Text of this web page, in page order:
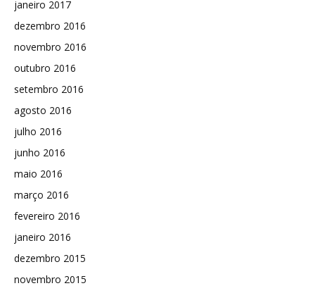
janeiro 2017
dezembro 2016
novembro 2016
outubro 2016
setembro 2016
agosto 2016
julho 2016
junho 2016
maio 2016
março 2016
fevereiro 2016
janeiro 2016
dezembro 2015
novembro 2015